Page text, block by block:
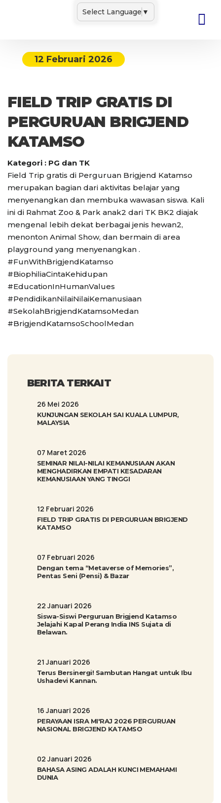
Select Language ▼
12 Februari 2026
FIELD TRIP GRATIS DI
PERGURUAN BRIGJEND
KATAMSO
Kategori : PG dan TK
Field Trip gratis di Perguruan Brigjend Katamso
merupakan bagian dari aktivitas belajar yang
menyenangkan dan membuka wawasan siswa. Kali
ini di Rahmat Zoo & Park anak2 dari TK BK2 diajak
mengenal lebih dekat berbagai jenis hewan2,
menonton Animal Show, dan bermain di area
playground yang menyenangkan .
#FunWithBrigjendKatamso
#BiophiliaCintaKehidupan
#EducationInHumanValues
#PendidikanNilaiNilaiKemanusiaan
#SekolahBrigjendKatamsoMedan
#BrigjendKatamsoSchoolMedan
BERITA TERKAIT
26 Mei 2026
KUNJUNGAN SEKOLAH SAI KUALA LUMPUR,
MALAYSIA
07 Maret 2026
SEMINAR NILAI-NILAI KEMANUSIAAN AKAN
MENGHADIRKAN EMPATI KESADARAN
KEMANUSIAAN YANG TINGGI
12 Februari 2026
FIELD TRIP GRATIS DI PERGURUAN BRIGJEND
KATAMSO
07 Februari 2026
Dengan tema “Metaverse of Memories”,
Pentas Seni (Pensi) & Bazar
22 Januari 2026
Siswa-Siswi Perguruan Brigjend Katamso
Jelajahi Kapal Perang India INS Sujata di
Belawan.
21 Januari 2026
Terus Bersinergi! Sambutan Hangat untuk Ibu
Ushadevi Kannan.
16 Januari 2026
PERAYAAN ISRA MI'RAJ 2026 PERGURUAN
NASIONAL BRIGJEND KATAMSO
02 Januari 2026
BAHASA ASING ADALAH KUNCI MEMAHAMI
DUNIA